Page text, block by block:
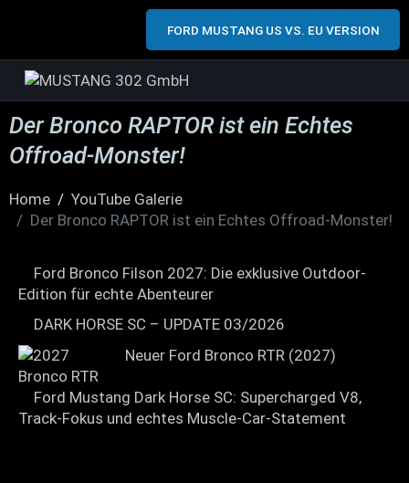
FORD MUSTANG US VS. EU VERSION
Der Bronco RAPTOR ist ein Echtes
Offroad-Monster!
Home
YouTube Galerie
Der Bronco RAPTOR ist ein Echtes Offroad-Monster!
Ford Bronco Filson 2027: Die exklusive Outdoor-
Edition für echte Abenteurer
DARK HORSE SC – UPDATE 03/2026
Neuer Ford Bronco RTR (2027)
Ford Mustang Dark Horse SC: Supercharged V8,
Track-Fokus und echtes Muscle-Car-Statement